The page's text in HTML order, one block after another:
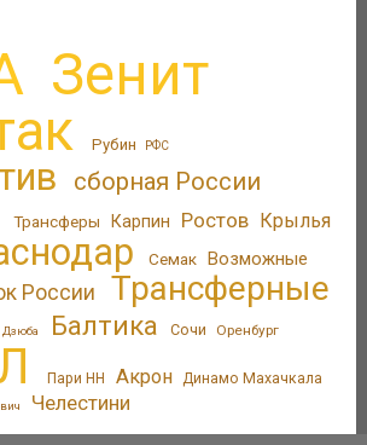
Зенит
Рубин РФС
сборная России
Трансферы Карпин Ростов Крылья
Семак Возможные
России
Трансферные
Дзюба Балтика Сочи Оренбург
Пари НН Акрон Динамо Махачкала
Челестини